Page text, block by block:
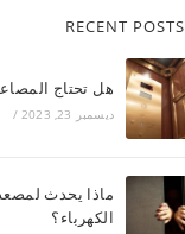
RECENT POSTS
هل تحتاج
ديسمبر 23, 2023 /
ماذا يحدث
الكهرباء؟